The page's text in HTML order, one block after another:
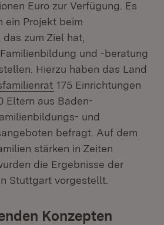
Euro zur Verfügung. Es
ein Projekt beim
zum Ziel hat,
und -beratung
Hierzu haben das Land
(Öffnet in neuem
175 Einrichtungen
Eltern aus Baden-
und
befragt. Auf dem
stärken in Zeiten
die Ergebnisse der
Stuttgart vorgestellt.
Konzepten